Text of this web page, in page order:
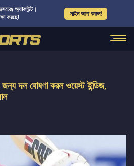
অ্যাকাউন্ট।
করছে!
সাইন আপ করুন!
জন্য দল ঘোষণা করল ওয়েস্ট ইন্ডিজ,